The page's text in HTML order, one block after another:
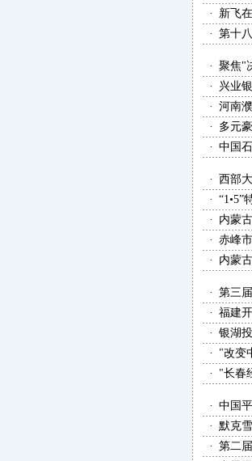
·
新飞
· 第十
· 聚焦"
·
兴业
· 河南
·
多元
· 中国
· 西部
· “1•5”
·
内蒙
· 赤峰
·
内蒙
· 第三
· 福建
· 银湖
·
"改变
·
"长春
· 中国
· 默克
· 第二